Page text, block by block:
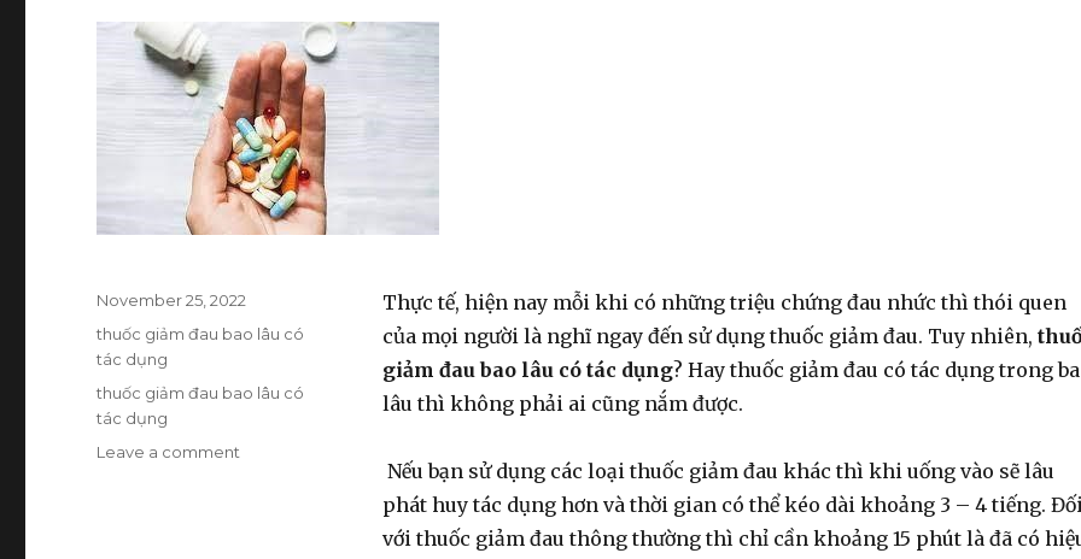
Thực tế, hiện nay mỗi khi có những triệu chứng đau nhức thì thói quen
của mọi người là nghĩ ngay đến sử dụng thuốc giảm đau. Tuy nhiên,
giảm đau bao lâu có tác dụng? Hay thuốc giảm đau có tác dụng trong
lâu thì không phải ai cũng nắm được.
Nếu bạn sử dụng các loại thuốc giảm đau khác thì khi uống vào sẽ lâu
phát huy tác dụng hơn và thời gian có thể kéo dài khoảng 3 – 4 tiếng.
với thuốc giảm đau thông thường thì chỉ cần khoảng 15 phút là đã có
Posted
on
November 25, 2022
Categories
thuốc giảm đau bao lâu có
tác dụng
Tags
thuốc giảm đau bao lâu có
tác dụng
Leave a comment